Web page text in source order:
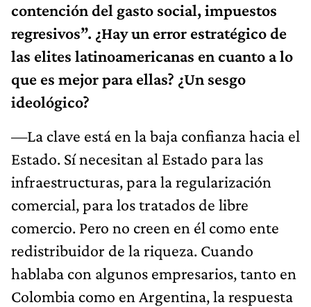
contención del gasto social, impuestos
regresivos”. ¿Hay un error estratégico de
las elites latinoamericanas en cuanto a lo
que es mejor para ellas? ¿Un sesgo
ideológico?
—La clave está en la baja confianza hacia el
Estado. Sí necesitan al Estado para las
infraestructuras, para la regularización
comercial, para los tratados de libre
comercio. Pero no creen en él como ente
redistribuidor de la riqueza. Cuando
hablaba con algunos empresarios, tanto en
Colombia como en Argentina, la respuesta